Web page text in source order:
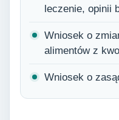
leczenie, opinii
Wniosek o
alimentów z
Wniosek o